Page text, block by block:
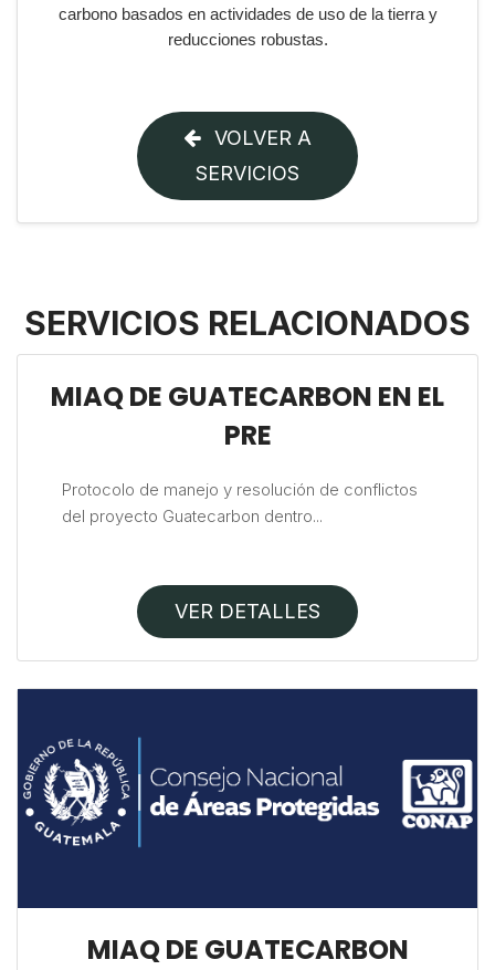
carbono basados en actividades de uso de la tierra y
reducciones robustas.
VOLVER A
SERVICIOS
SERVICIOS RELACIONADOS
MIAQ DE GUATECARBON EN EL
PRE
Protocolo de manejo y resolución de conflictos
del proyecto Guatecarbon dentro...
VER DETALLES
MIAQ DE GUATECARBON